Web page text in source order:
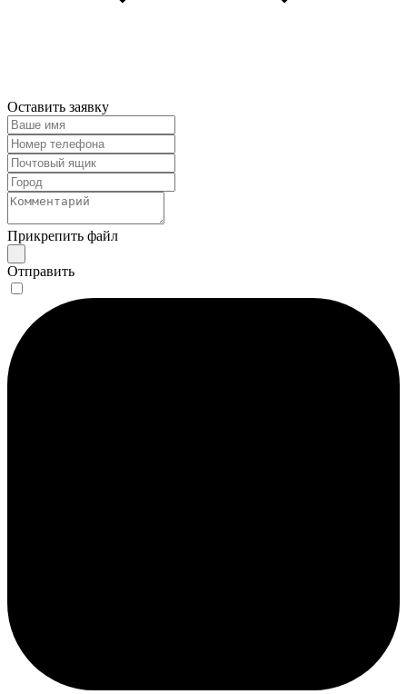
Оставить заявку
Прикрепить файл
Отправить